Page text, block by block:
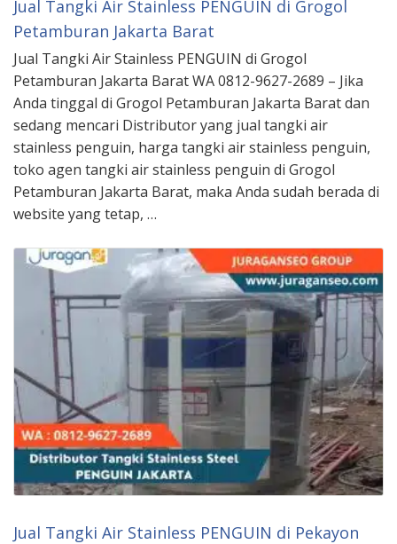
Jual Tangki Air Stainless PENGUIN di Grogol
Petamburan Jakarta Barat
Jual Tangki Air Stainless PENGUIN di Grogol
Petamburan Jakarta Barat WA 0812-9627-2689 – Jika
Anda tinggal di Grogol Petamburan Jakarta Barat dan
sedang mencari Distributor yang jual tangki air
stainless penguin, harga tangki air stainless penguin,
toko agen tangki air stainless penguin di Grogol
Petamburan Jakarta Barat, maka Anda sudah berada di
website yang tetap, …
Jual Tangki Air Stainless PENGUIN di Pekayon